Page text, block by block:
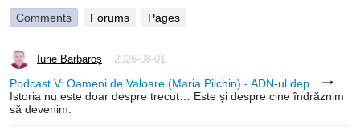
Comments Forums Pages
Iurie Barbaroș 2026-08-01
Podcast V: Oameni de Valoare (Maria Pilchin) - ADN-ul dep...
Istoria nu este doar despre trecut… Este și despre cine îndrăznim
să devenim.